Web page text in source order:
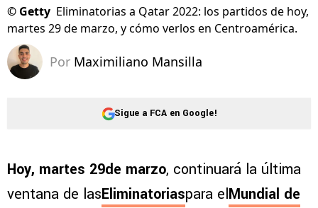
© Getty Eliminatorias a Qatar 2022: los partidos de hoy,
martes 29 de marzo, y cómo verlos en Centroamérica.
Por Maximiliano Mansilla
Sigue a FCA en Google!
Hoy, martes 29de marzo, continuará la última
ventana de lasEliminatoriaspara elMundial de